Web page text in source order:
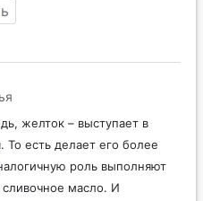
желток – выступает в
То есть делает его более
роль выполняют
масло. И